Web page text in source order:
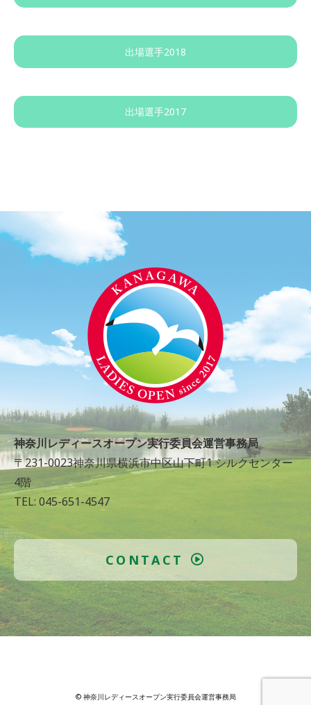
出場選手2018
出場選手2017
神奈川レディースオープン実行委員会運営事務局
〒231-0023神奈川県横浜市中区山下町1 シルクセンター
4階
TEL: 045-651-4547
CONTACT
© 神奈川レディースオープン実行委員会運営事務局